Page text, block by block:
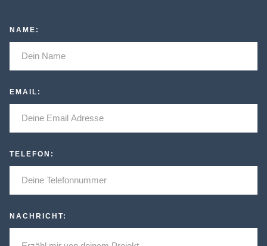
NAME:
EMAIL:
TELEFON:
NACHRICHT: